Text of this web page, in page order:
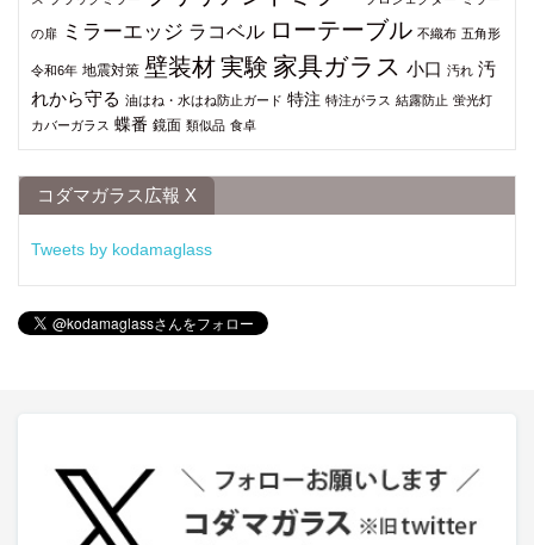
の扉 ミラーエッジ ラコベル ローテーブル 不織布 五角形
令和6年 地震対策 壁装材実験 家具ガラス 小口 汚れ 汚
れから守る 油はね・水はね防止ガード 特注 特注がラス 結露防止 蛍光灯
カバーガラス 蝶番 鏡面 類似品 食卓
コダマガラス広報 X
Tweets by kodamaglass